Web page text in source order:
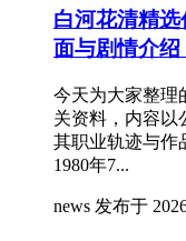
白河花清精
面与剧情介绍
今天为大家整理
关资料，内容以
其职业轨迹与作
1980年7...
news 发布于